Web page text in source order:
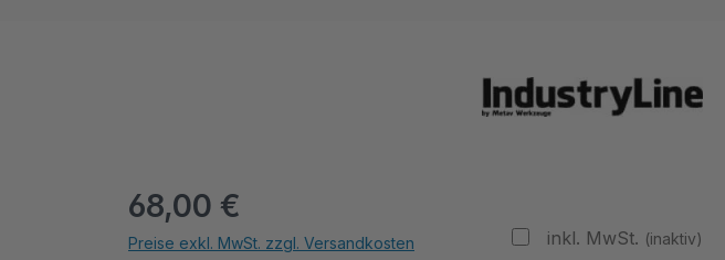
68,00 €
inkl. MwSt. (inaktiv)
Preise exkl. MwSt. zzgl. Versandkosten